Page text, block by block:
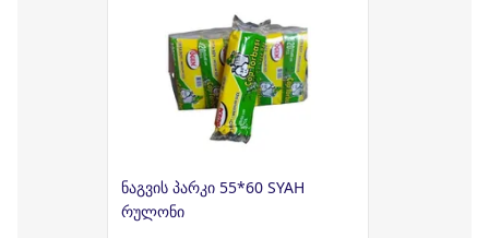
ნაგვის პარკი 55*60 SYAH
რულონი